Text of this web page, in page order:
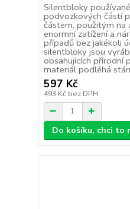
Silentbloky
podvozkových částí
částem, použitým
enormní zatížení a
případů bez jakékoli
silentbloky jsou
obsahujících přírodní
materiál podléhá
597 Kč
493 Kč bez DPH
Do košíku, chci to